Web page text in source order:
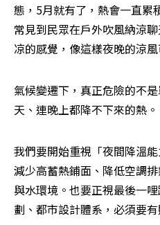
態，5月就有了，熱會一直累
常見到民眾在戶外吹風納涼
凉的感覺，像這樣夜晚的涼
氣候變遷下，真正危險的不
天、連晚上都降不下來的熱。
我們要開始重視「夜間降溫
減少高蓄熱鋪面、降低空調
與水環境。也要正視最後一
劃、都市設計體系，必須要